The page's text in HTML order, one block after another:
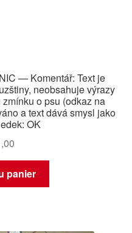
— Komentář: Text je
neobsahuje výrazy
o psu (odkaz na
a text dává smysl jako
OK
panier